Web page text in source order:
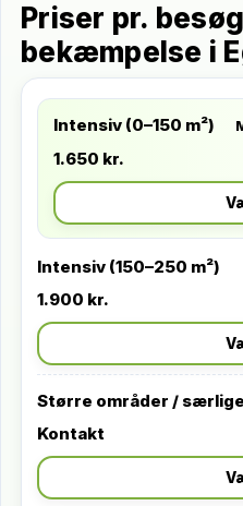
Priser pr.
bekæmpelse i
Intensiv (0–150 m²)
1.650 kr.
Intensiv (150–250 m²)
1.900 kr.
Større områder /
Kontakt